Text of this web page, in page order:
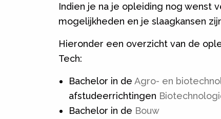
Indien je na je opleiding nog wenst
mogelijkheden en je slaagkansen
Hieronder een overzicht van de
Tech:
Bachelor in de Agro- en
afstudeerrichtingen
Bachelor in de Bouw